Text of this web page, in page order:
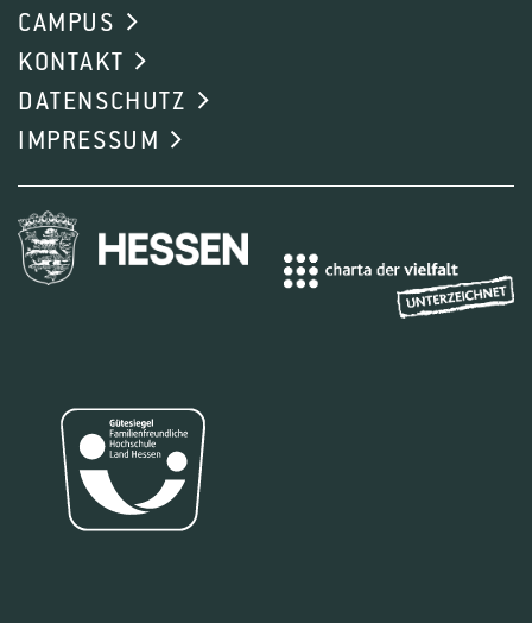
TRANSDISZIPLINÄREN
BEWERTUNGSRAHMENS
Projektanfang: 01.08.2025
Projektende: 31.07.2028
Förderer:Bundesministerium für Bildung und
Forschung, Europäische Union
AGRECO4CAST wird einen standardisierten
Prinzipien in Agroforstlandschaften der EU fördert,
die durch mehrjährige Anbausysteme wie
Weinberge, Oliven- oder Obstplantagen
gekennzeichnet sind. Neben dem
CAMPUS
KONTAKT
DATENSCHUTZ
IMPRESSUM